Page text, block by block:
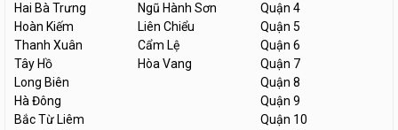
Hai Bà Trưng
Hoàn Kiếm
Thanh Xuân
Tây Hồ
Long Biên
Hà Đông
Bắc Từ Liêm
Ngũ Hành Sơn
Liên Chiểu
Cẩm Lệ
Hòa Vang
Quận 4
Quận 5
Quận 6
Quận 7
Quận 8
Quận 9
Quận 10